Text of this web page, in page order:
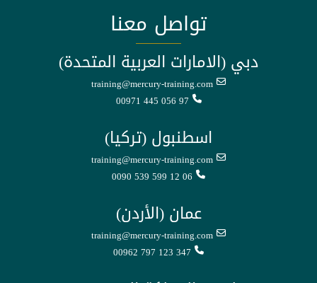
تواصل معنا
دبي (الامارات العربية المتحدة)
training@mercury-training.com
00971 445 056 97
اسطنبول (تركيا)
training@mercury-training.com
0090 539 599 12 06
عمان (الأردن)
training@mercury-training.com
00962 797 123 347